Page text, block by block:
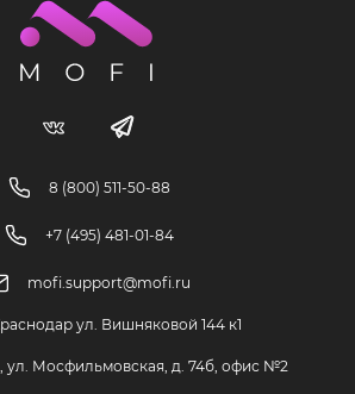
8 (800) 511-50-88
+7 (495) 481-01-84
mofi.support@mofi.ru
ул. Вишняковой 144 к1
ул. Мосфильмовская, д. 74б, офис №2